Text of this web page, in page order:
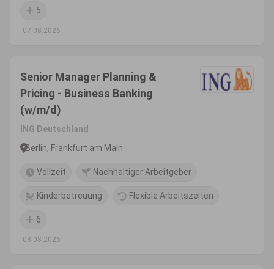
5
07.08.2026
Senior Manager Planning &
Pricing - Business Banking
(w/m/d)
ING Deutschland
Berlin, Frankfurt am Main
Vollzeit Nachhaltiger Arbeitgeber
Kinderbetreuung Flexible Arbeitszeiten
6
08.08.2026